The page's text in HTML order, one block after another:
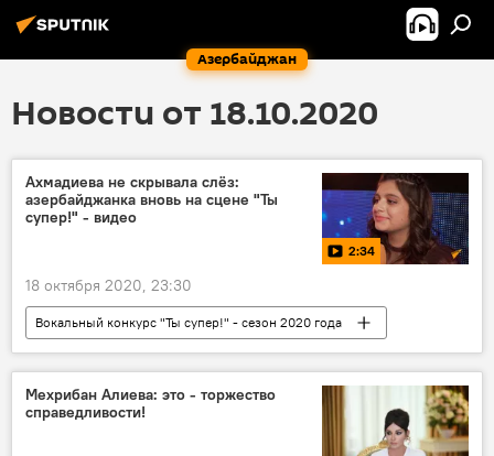
Азербайджан
Новости от 18.10.2020
Ахмадиева не скрывала слёз:
азербайджанка вновь на сцене "Ты
супер!" - видео
2:34
18 октября 2020, 23:30
Вокальный конкурс "Ты супер!" - сезон 2020 года
МУЛЬТИМЕДИА
Видео
Азербайджан
Новости
Россия
ЖИЗНЬ
Культура
Мехрибан Алиева: это - торжество
справедливости!